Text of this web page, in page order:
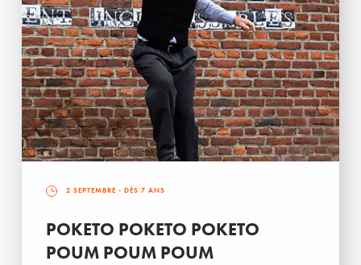
2 SEPTEMBRE - DÈS 7 ANS
POKETO POKETO POKETO
POUM POUM POUM